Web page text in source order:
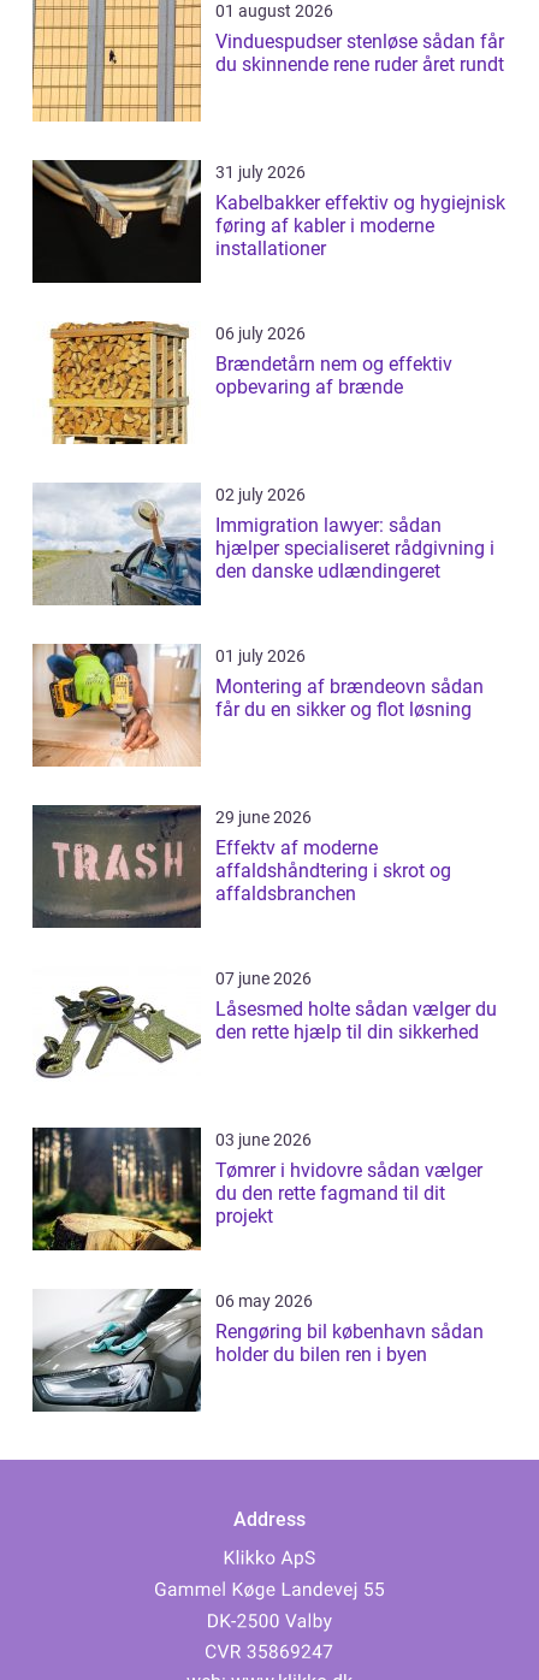
01 august 2026
Vinduespudser stenløse sådan får
du skinnende rene ruder året rundt
31 july 2026
Kabelbakker effektiv og hygiejnisk
føring af kabler i moderne
installationer
06 july 2026
Brændetårn nem og effektiv
opbevaring af brænde
02 july 2026
Immigration lawyer: sådan
hjælper specialiseret rådgivning i
den danske udlændingeret
01 july 2026
Montering af brændeovn sådan
får du en sikker og flot løsning
29 june 2026
Effektv af moderne
affaldshåndtering i skrot og
affaldsbranchen
07 june 2026
Låsesmed holte sådan vælger du
den rette hjælp til din sikkerhed
03 june 2026
Tømrer i hvidovre sådan vælger
du den rette fagmand til dit
projekt
06 may 2026
Rengøring bil københavn sådan
holder du bilen ren i byen
Address